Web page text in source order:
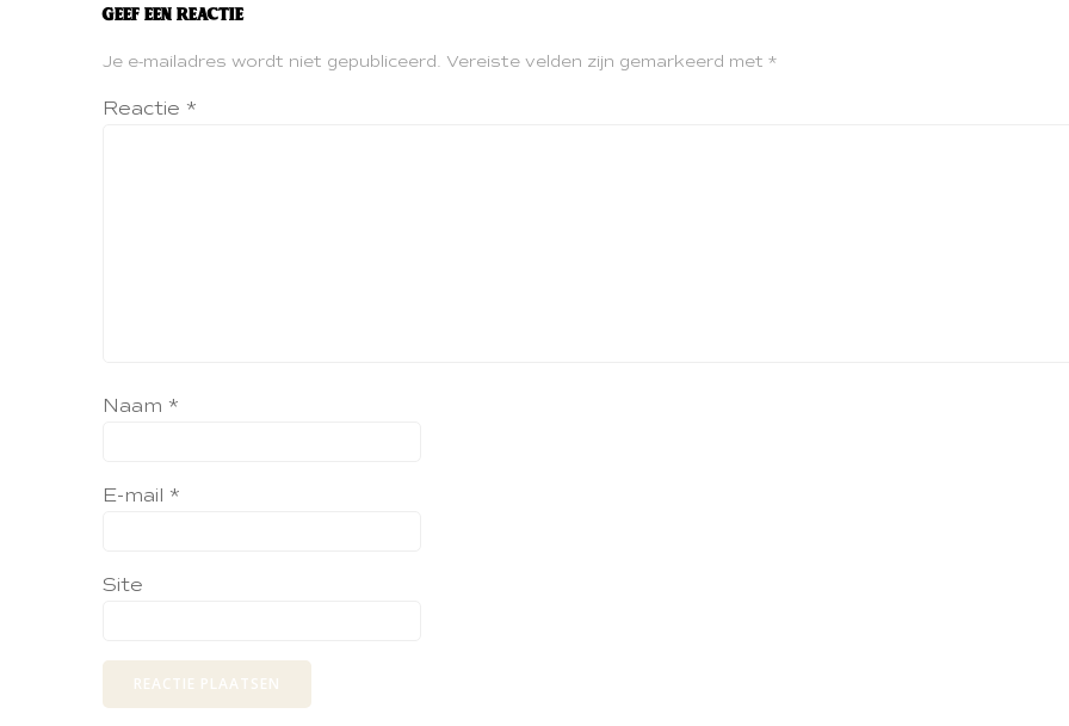
Geef een reactie
Je e-mailadres wordt niet gepubliceerd. Vereiste velden zijn gemarkeerd met *
Reactie *
Naam *
E-mail *
Site